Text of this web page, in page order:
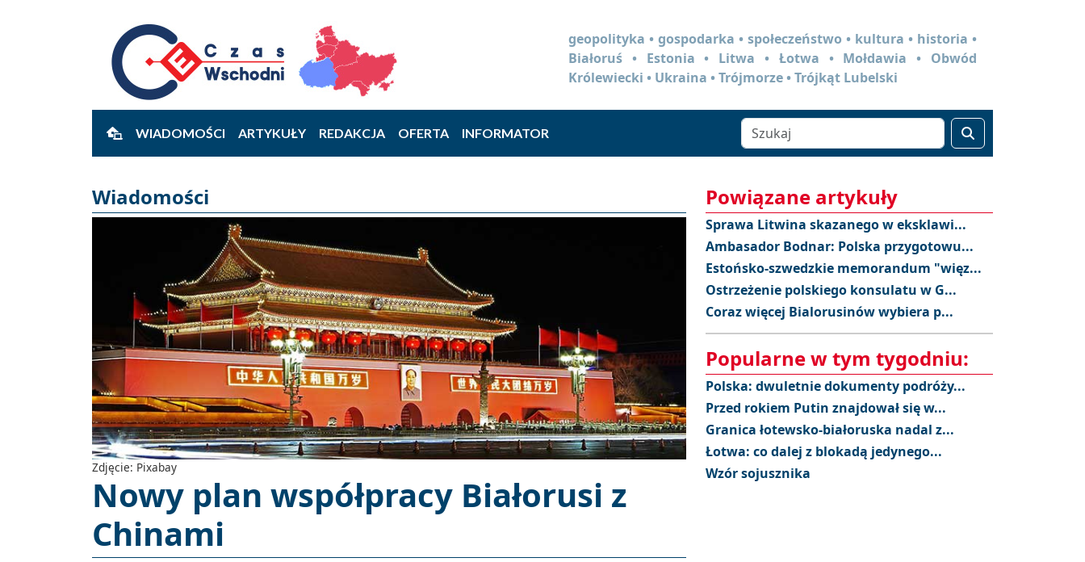
geopolityka • gospodarka • społeczeństwo • kultura • historia •
Białoruś • Estonia • Litwa • Łotwa • Mołdawia • Obwód
Królewiecki • Ukraina • Trójmorze • Trójkąt Lubelski
WIADOMOŚCI ARTYKUŁY REDAKCJA OFERTA INFORMATOR
Wiadomości
Zdjęcie: Pixabay
Nowy plan współpracy Białorusi z
Chinami
Powiązane artykuły
Sprawa Litwina skazanego w eksklawi...
Ambasador Bodnar: Polska przygotowu...
Estońsko-szwedzkie memorandum "więz...
Ostrzeżenie polskiego konsulatu w G...
Coraz więcej Bialorusinów wybiera p...
Popularne w tym tygodniu:
Polska: dwuletnie dokumenty podróży...
Przed rokiem Putin znajdował się w...
Granica łotewsko-białoruska nadal z...
Łotwa: co dalej z blokadą jedynego...
Wzór sojusznika